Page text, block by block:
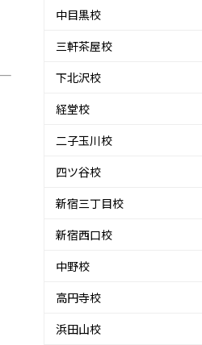
中目黒校
三軒茶屋校
下北沢校
経堂校
二子玉川校
四ツ谷校
新宿三丁目校
新宿西口校
中野校
高円寺校
浜田山校